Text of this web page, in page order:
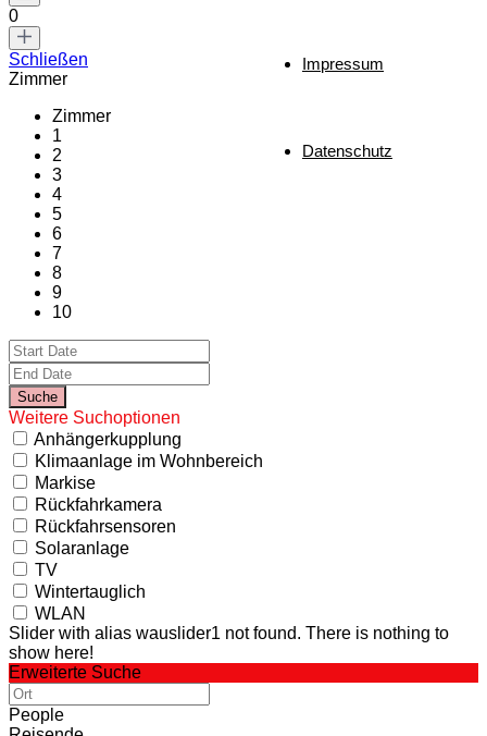
Impressum
Datenschutz
0
Schließen
Zimmer
Zimmer
1
2
3
4
5
6
7
8
9
10
Weitere Suchoptionen
Anhängerkupplung
Klimaanlage im Wohnbereich
Markise
Rückfahrkamera
Rückfahrsensoren
Solaranlage
TV
Wintertauglich
WLAN
Slider with alias wauslider1 not found. There is nothing to
show here!
Erweiterte Suche
People